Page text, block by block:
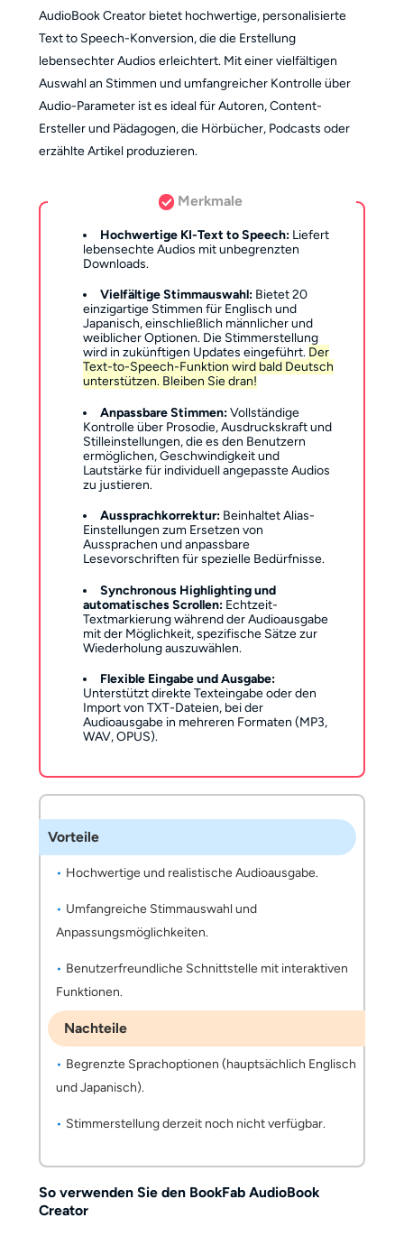
AudioBook Creator bietet hochwertige, personalisierte
Text to Speech-Konversion, die die Erstellung
lebensechter Audios erleichtert. Mit einer vielfältigen
Auswahl an Stimmen und umfangreicher Kontrolle über
Audio-Parameter ist es ideal für Autoren, Content-
Ersteller und Pädagogen, die Hörbücher, Podcasts oder
erzählte Artikel produzieren.
Merkmale
Hochwertige KI-Text to Speech: Liefert
lebensechte Audios mit unbegrenzten
Downloads.
Vielfältige Stimmauswahl: Bietet 20
einzigartige Stimmen für Englisch und
Japanisch, einschließlich männlicher und
weiblicher Optionen. Die Stimmerstellung
wird in zukünftigen Updates eingeführt. Der
Text-to-Speech-Funktion wird bald Deutsch
unterstützen. Bleiben Sie dran!
Anpassbare Stimmen:Vollständige
Kontrolle über Prosodie, Ausdruckskraft und
Stilleinstellungen, die es den Benutzern
ermöglichen, Geschwindigkeit und
Lautstärke für individuell angepasste Audios
zu justieren.
Aussprachkorrektur: Beinhaltet Alias-
Einstellungen zum Ersetzen von
Aussprachen und anpassbare
Lesevorschriften für spezielle Bedürfnisse.
Synchronous Highlighting und
automatisches Scrollen: Echtzeit-
Textmarkierung während der Audioausgabe
mit der Möglichkeit, spezifische Sätze zur
Wiederholung auszuwählen.
Flexible Eingabe und Ausgabe:
Unterstützt direkte Texteingabe oder den
Import von TXT-Dateien, bei der
Audioausgabe in mehreren Formaten (MP3,
WAV, OPUS).
Vorteile
Hochwertige und realistische Audioausgabe.
Umfangreiche Stimmauswahl und
Anpassungsmöglichkeiten.
Benutzerfreundliche Schnittstelle mit interaktiven
Funktionen.
Nachteile
Begrenzte Sprachoptionen (hauptsächlich Englisch
und Japanisch).
Stimmerstellung derzeit noch nicht verfügbar.
So verwenden Sie den BookFab AudioBook
Creator